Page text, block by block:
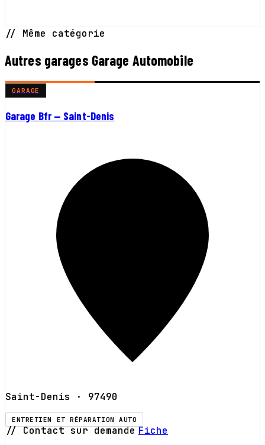
// Même catégorie
Autres garages Garage Automobile
GARAGE
Garage Bfr — Saint-Denis
Saint-Denis · 97490
ENTRETIEN ET RÉPARATION AUTO
// Contact sur demande Fiche